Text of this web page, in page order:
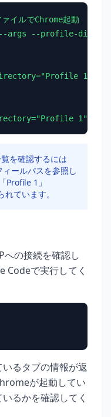
イルでChrome起動
--args --profile-
1"
1"
を確認するには
ィールパスを参照し
Profile 1」
ています。
の接続を確認し
Codeで実行してく
るタブの情報が返
が起動してい
るかを確認してく